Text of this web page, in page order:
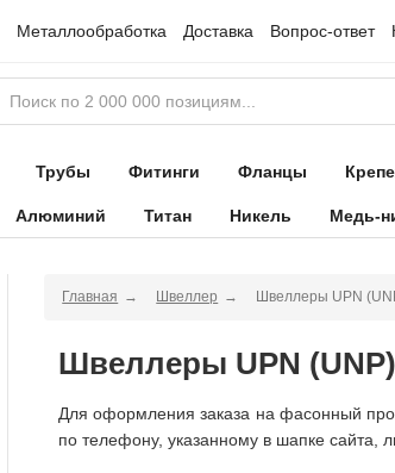
Металлообработка Доставка Вопрос-ответ
Трубы Фитинги Фланцы
Алюминий Титан Никель Медь-
Главная Швеллер Швеллеры UPN
Швеллеры UPN
Для оформления заказа на фасонный
по телефону, указанному в шапке сайта,